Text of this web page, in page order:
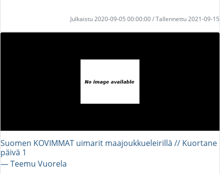
Julkaistu 2020-09-05 00:00:00 / Tallennettu 2021-09-15
Suomen KOVIMMAT uimarit maajoukkueleirillä // Kuortane
päivä 1
― Teemu Vuorela